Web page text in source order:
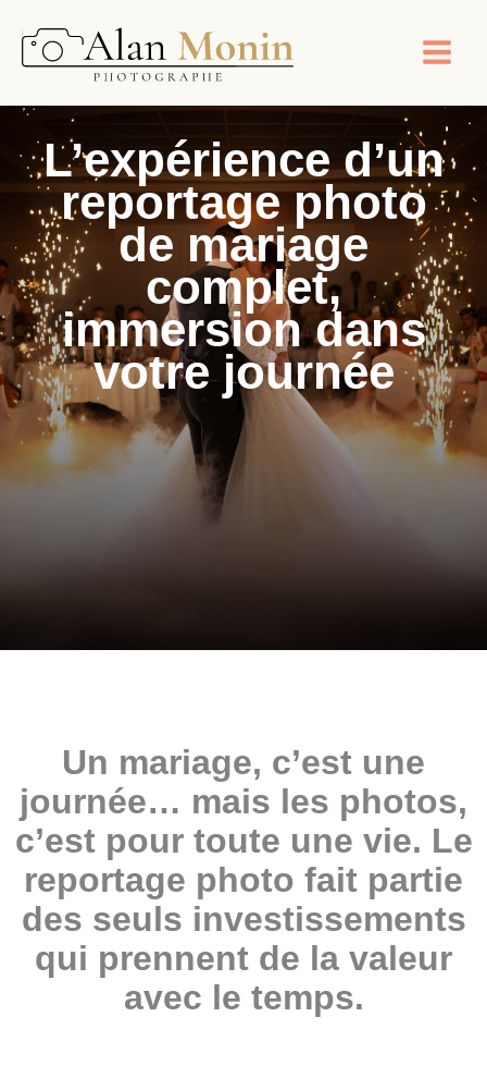
contenu
L’expérience d’un
reportage photo
de mariage
complet,
immersion dans
votre journée
Un mariage, c’est une
journée… mais les photos,
c’est pour toute une vie. Le
reportage photo fait partie
des seuls investissements
qui prennent de la valeur
avec le temps.